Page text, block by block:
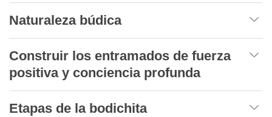
Naturaleza búdica
Construir los entramados de fuerza
positiva y conciencia profunda
Etapas de la bodichita